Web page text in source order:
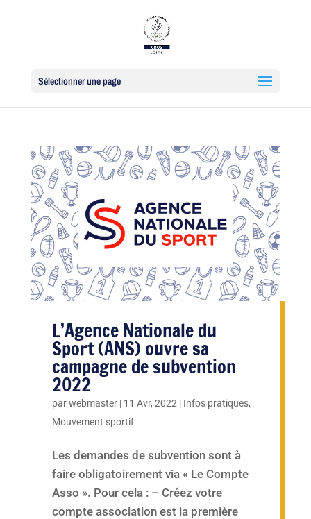
Sélectionner une page
L’Agence Nationale du
Sport (ANS) ouvre sa
campagne de subvention
2022
parwebmaster| 11 Avr, 2022 | Infos pratiques,
Mouvement sportif
Les demandes de subvention sont à
faire obligatoirement via « Le Compte
Asso ». Pour cela : – Créez votre
compte association est la première